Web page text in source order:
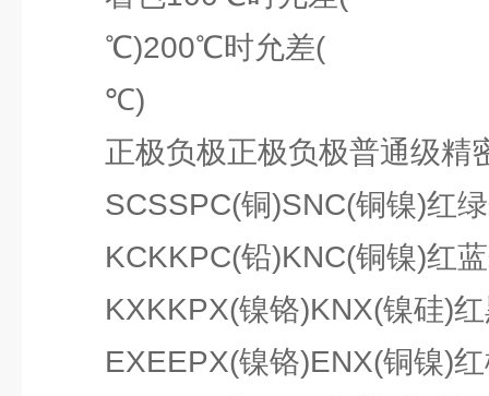
℃)200℃时允差(
℃)
正极负极正极负极普通级精
SCSSPC(铜)SNC(铜镍)红绿
KCKKPC(铅)KNC(铜镍)红蓝
KXKKPX(镍铬)KNX(镍硅)红
EXEEPX(镍铬)ENX(铜镍)红